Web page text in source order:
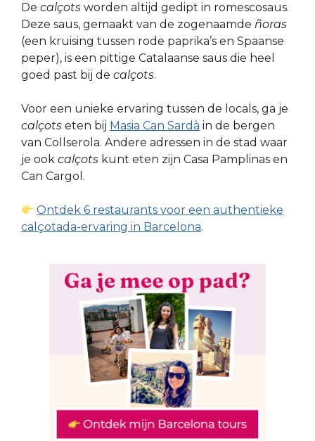
De calçots worden altijd gedipt in romescosaus.
Deze saus, gemaakt van de zogenaamde ñoras
(een kruising tussen rode paprika’s en Spaanse
peper), is een pittige Catalaanse saus die heel
goed past bij de calçots.
Voor een unieke ervaring tussen de locals, ga je
calçots eten bij Masia Can Sardà in de bergen
van Collserola. Andere adressen in de stad waar
je ook calçots kunt eten zijn Casa Pamplinas en
Can Cargol.
Ontdek 6 restaurants voor een authentieke
calçotada-ervaring in Barcelona.